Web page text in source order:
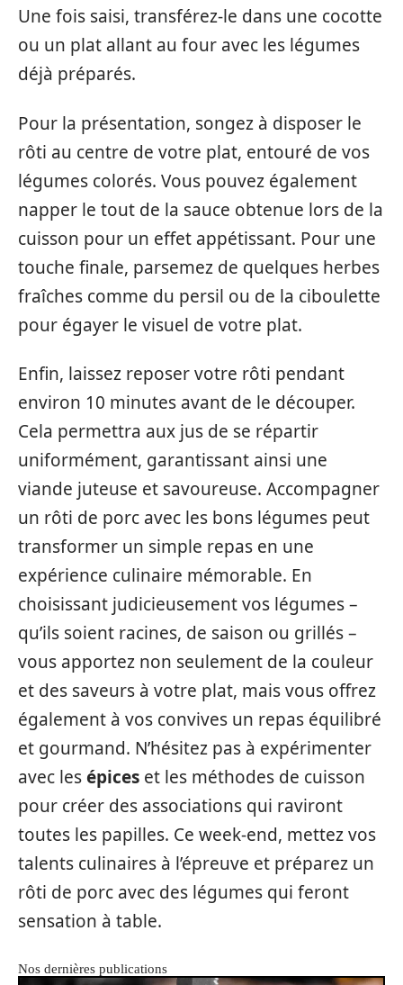
Une fois saisi, transférez-le dans une cocotte
ou un plat allant au four avec les légumes
déjà préparés.
Pour la présentation, songez à disposer le
rôti au centre de votre plat, entouré de vos
légumes colorés. Vous pouvez également
napper le tout de la sauce obtenue lors de la
cuisson pour un effet appétissant. Pour une
touche finale, parsemez de quelques herbes
fraîches comme du persil ou de la ciboulette
pour égayer le visuel de votre plat.
Enfin, laissez reposer votre rôti pendant
environ 10 minutes avant de le découper.
Cela permettra aux jus de se répartir
uniformément, garantissant ainsi une
viande juteuse et savoureuse. Accompagner
un rôti de porc avec les bons légumes peut
transformer un simple repas en une
expérience culinaire mémorable. En
choisissant judicieusement vos légumes –
qu’ils soient racines, de saison ou grillés –
vous apportez non seulement de la couleur
et des saveurs à votre plat, mais vous offrez
également à vos convives un repas équilibré
et gourmand. N’hésitez pas à expérimenter
avec lesépices et les méthodes de cuisson
pour créer des associations qui raviront
toutes les papilles. Ce week-end, mettez vos
talents culinaires à l’épreuve et préparez un
rôti de porc avec des légumes qui feront
sensation à table.
Nos dernières publications